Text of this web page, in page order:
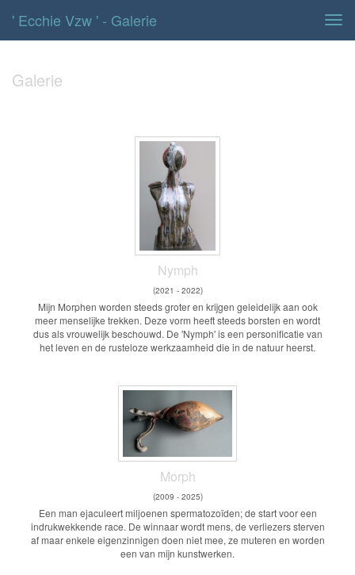
' Ecchie Vzw ' - Galerie
Galerie
Nymph
(2021 - 2022)
Mijn Morphen worden steeds groter en krijgen geleidelijk aan ook
meer menselijke trekken. Deze vorm heeft steeds borsten en wordt
dus als vrouwelijk beschouwd. De 'Nymph' is een personificatie van
het leven en de rusteloze werkzaamheid die in de natuur heerst.
Morph
(2009 - 2025)
Een man ejaculeert miljoenen spermatozoïden; de start voor een
indrukwekkende race. De winnaar wordt mens, de verliezers sterven
af maar enkele eigenzinnigen doen niet mee, ze muteren en worden
een van mijn kunstwerken.